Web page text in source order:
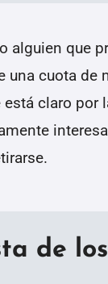
alguien que
una cuota de
está claro
de